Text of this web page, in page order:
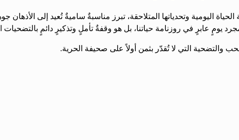
اليومية وتحدياتها المتلاحقة، تبرز مناسبةٌ ساميةٌ تُعيد إلى الأذهان
يومٍ عابرٍ في روزنامة حياتنا، بل هو وقفةٌ تأملٍ وتذكيرٍ دائمٍ
والتضحية التي لا تُقدّر بثمن أولاً على صحيفة الحرية.